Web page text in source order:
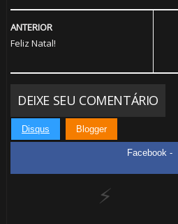
ANTERIOR
Feliz Natal!
DEIXE SEU COMENTÁRIO
Disqus Blogger
Facebook -
1️⃣ 8️⃣